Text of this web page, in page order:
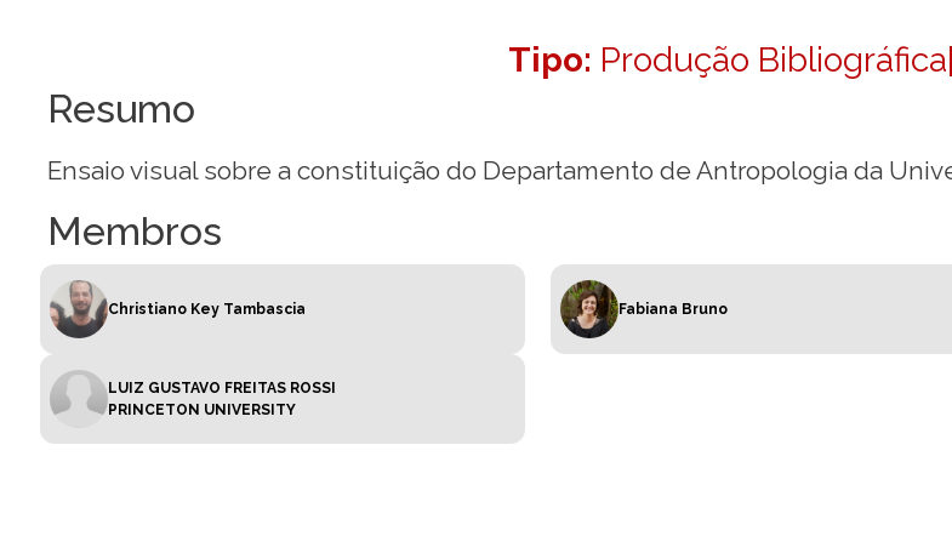
Tipo: Produção Bibliográfica
Resumo
Ensaio visual sobre a constituição do Departamento de Antropologia da
Membros
Christiano Key Tambascia Fabiana Bruno
LUIZ GUSTAVO FREITAS ROSSI
PRINCETON UNIVERSITY